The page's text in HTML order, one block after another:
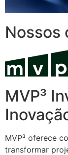
Nossos
MVP³
MVP³ oferece
transformar